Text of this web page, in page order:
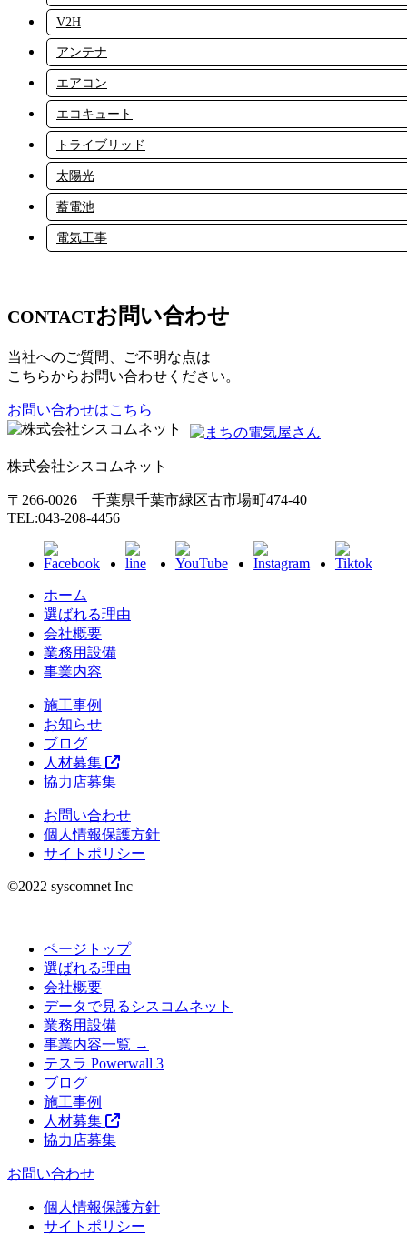
V2H
アンテナ
エアコン
エコキュート
トライブリッド
太陽光
蓄電池
電気工事
CONTACTお問い合わせ
当社へのご質問、ご不明な点は
こちらからお問い合わせください。
お問い合わせはこちら
株式会社シスコムネット
〒266-0026 千葉県千葉市緑区古市場町474-40
TEL:043-208-4456
ホーム
選ばれる理由
会社概要
業務用設備
事業内容
施工事例
お知らせ
ブログ
人材募集
協力店募集
お問い合わせ
個人情報保護方針
サイトポリシー
©︎2022 syscomnet Inc
ページトップ
選ばれる理由
会社概要
データで見るシスコムネット
業務用設備
事業内容一覧 →
テスラ Powerwall 3
ブログ
施工事例
人材募集
協力店募集
お問い合わせ
個人情報保護方針
サイトポリシー